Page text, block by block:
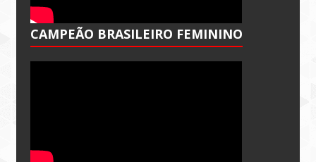
CAMPEÃO BRASILEIRO FEMININO